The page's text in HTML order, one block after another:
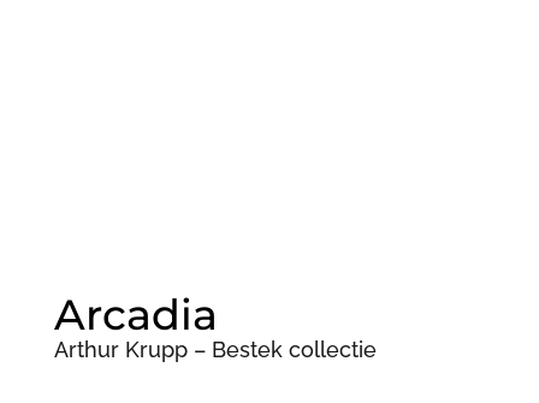
Arcadia
Arthur Krupp – Bestek collectie